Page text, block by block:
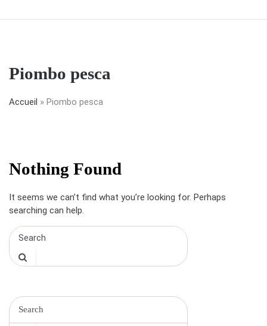
Piombo pesca
Accueil » Piombo pesca
Nothing Found
It seems we can’t find what you’re looking for. Perhaps
searching can help.